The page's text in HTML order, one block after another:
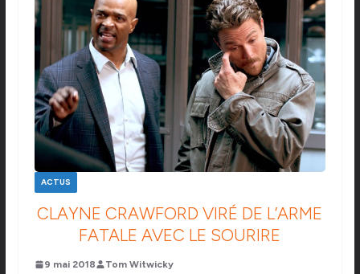
ACTUS
CLAYNE CRAWFORD VIRÉ DE L’ARME
FATALE AVEC LE SOURIRE
9 mai 2018 Tom Witwicky